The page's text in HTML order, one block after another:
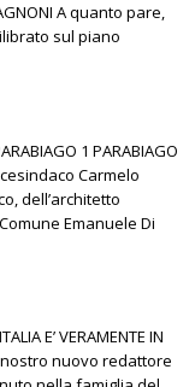
A quanto pare,
sul piano
1 PARABIAGO
Carmelo
dell’architetto
Emanuele Di
E’ VERAMENTE IN
nostro nuovo redattore